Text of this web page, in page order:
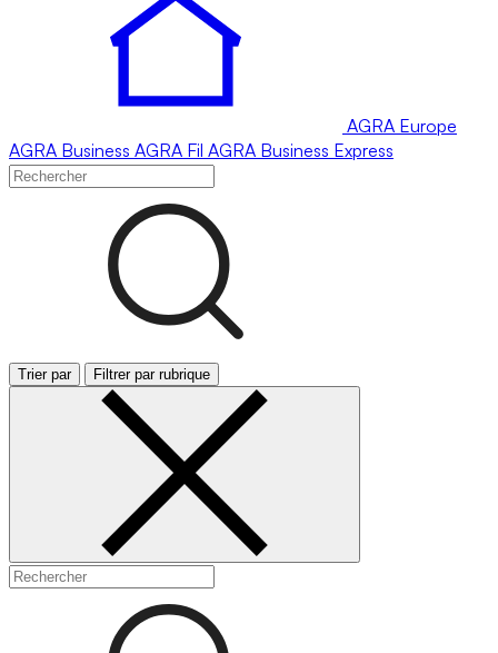
AGRA Europe
AGRA Business AGRA Fil AGRA Business Express
Trier par Filtrer par rubrique